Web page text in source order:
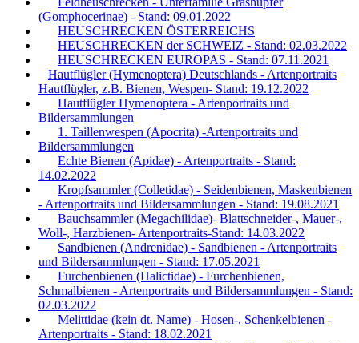
(Gomphocerinae) - Stand: 09.01.2022
HEUSCHRECKEN ÖSTERREICHS
HEUSCHRECKEN der SCHWEIZ - Stand: 02.03.2022
HEUSCHRECKEN EUROPAS - Stand: 07.11.2021
Hautflügler (Hymenoptera) Deutschlands - Artenportraits
Hautflügler, z.B. Bienen, Wespen- Stand: 19.12.2022
Hautflügler Hymenoptera - Artenportraits und
Bildersammlungen
1. Taillenwespen (Apocrita) -Artenportraits und
Bildersammlungen
Echte Bienen (Apidae) - Artenportraits - Stand:
14.02.2022
Kropfsammler (Colletidae) - Seidenbienen, Maskenbienen
- Artenportraits und Bildersammlungen - Stand: 19.08.2021
Bauchsammler (Megachilidae)- Blattschneider-, Mauer-,
Woll-, Harzbienen- Artenportraits-Stand: 14.03.2022
Sandbienen (Andrenidae) - Sandbienen - Artenportraits
und Bildersammlungen - Stand: 17.05.2021
Furchenbienen (Halictidae) - Furchenbienen,
Schmalbienen - Artenportraits und Bildersammlungen - Stand:
02.03.2022
Melittidae (kein dt. Name) - Hosen-, Schenkelbienen -
Artenportraits - Stand: 18.02.2021